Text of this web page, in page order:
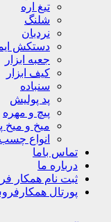
تیغ اره
شلنگ
نردبان
دستکش
جعبه ابزار
کیف ابزار
سنباده
پد پولیش
پیچ و مهره
میخ و میخ
انواع چسب
تماس باما
درباره ما
ثبت نام همکار
پورتال